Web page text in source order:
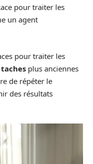
pour traiter les
un agent
pour traiter les
taches plus anciennes
de répéter le
des résultats